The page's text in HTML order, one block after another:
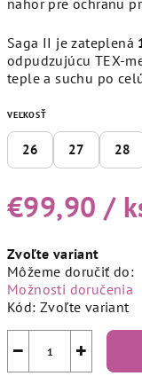
nahor pre ochranu
Saga II je zateplená
odpudzujúcu TEX-
teple a suchu po
VEĽKOSŤ
26 27 28
€99,90 /
cena:
Zvoľte variant
Môžeme doručiť do:
Možnosti doručenia
Kód: Zvoľte variant
+
−